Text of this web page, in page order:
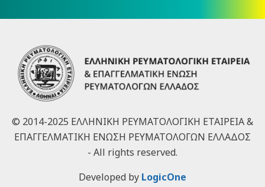
© 2014-2025 ΕΛΛΗΝΙΚΗ ΡΕΥΜΑΤΟΛΟΓΙΚΗ ΕΤΑΙΡΕΙΑ &
ΕΠΑΓΓΕΛΜΑΤΙΚΗ ΕΝΩΣΗ ΡΕΥΜΑΤΟΛΟΓΩΝ ΕΛΛΑΔΟΣ
- All rights reserved.
Developed by LogicOne